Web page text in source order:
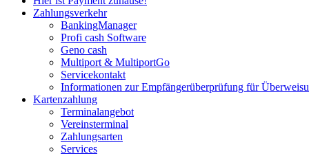
Zahlungsverkehr
BankingManager
Profi cash Software
Geno cash
Multiport & MultiportGo
Servicekontakt
Informationen zur Empfängerüberprüfung für
Kartenzahlung
Terminalangebot
Vereinsterminal
Zahlungsarten
Services